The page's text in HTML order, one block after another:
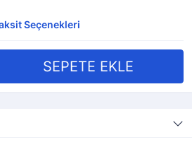
Seçenekleri